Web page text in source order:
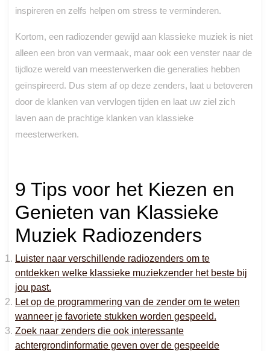
inspireren en zelfs helpen om stress te verminderen.
Kortom, een radiozender gewijd aan klassieke muziek is niet
alleen een bron van vermaak, maar ook een venster naar de
tijdloze wereld van meesterwerken die generaties hebben
geïnspireerd. Dus stem af op deze zenders, laat u betoveren
door de klanken van vervlogen tijden en laat uw ziel zich
laven aan de prachtige klanken van klassieke
meesterwerken.
9 Tips voor het Kiezen en
Genieten van Klassieke
Muziek Radiozenders
Luister naar verschillende radiozenders om te
ontdekken welke klassieke muziekzender het beste bij
jou past.
Let op de programmering van de zender om te weten
wanneer je favoriete stukken worden gespeeld.
Zoek naar zenders die ook interessante
achtergrondinformatie geven over de gespeelde